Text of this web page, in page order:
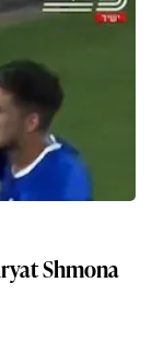
Shmona